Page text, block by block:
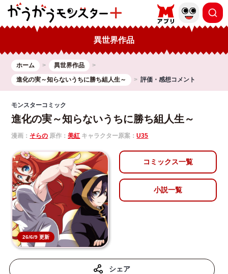
異世界作品
ホーム
異世界作品
進化の実～知らないうちに勝ち組人生～
評価・感想コメント
モンスターコミック
進化の実～知らないうちに勝ち組人生～
漫画： そらの 原作：美紅 キャラクター原案：U35
26/6/9 更新
コミックス一覧
小説一覧
シェア